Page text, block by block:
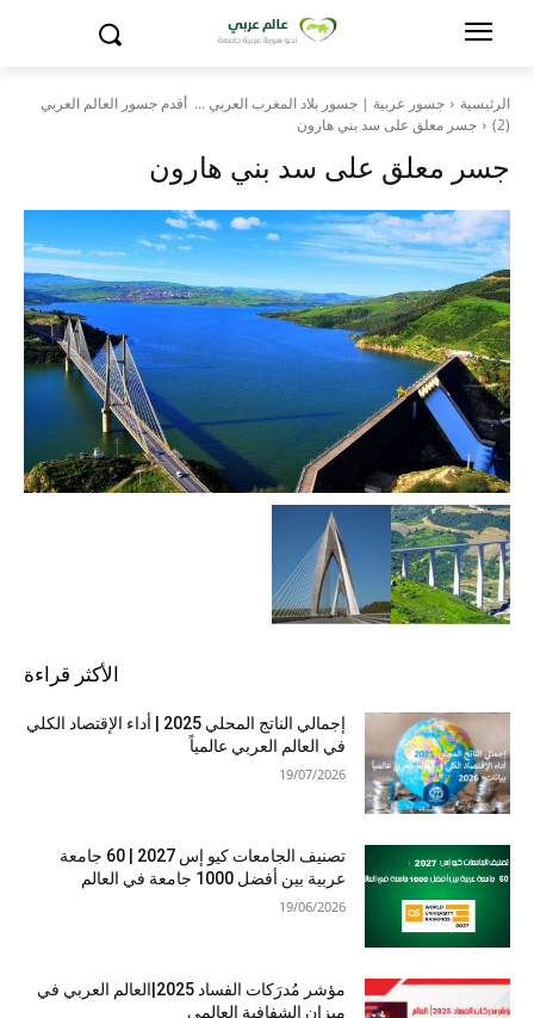
الرئيسية
جسور عربية | جسور بلاد المغرب العربي … أقدم جسور العالم العربي
(2)
جسر معلق على سد بني هارون
جسر معلق على سد بني هارون
الأكثر قراءة
إجمالي الناتج المحلي 2025 | أداء الإقتصاد الكلي
في العالم العربي عالمياً
19/07/2026
تصنيف الجامعات كيو إس 2027 | 60 جامعة
عربية بين أفضل 1000 جامعة في العالم
19/06/2026
مؤشر مُدرَكات الفساد 2025|العالم العربي في
ميزان الشفافية العالمي